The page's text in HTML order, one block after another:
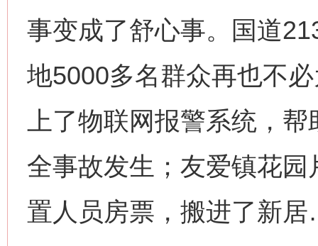
事变成了舒心事。国道
地5000多名群众再也不
上了物联网报警系统，
全事故发生；友爱镇花
置人员房票，搬进了新